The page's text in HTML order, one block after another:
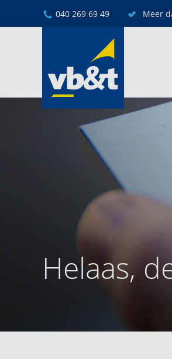
040 269 69 49 Meer
Helaas,